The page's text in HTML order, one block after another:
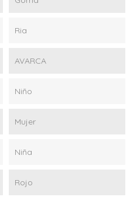
Ria
AVARCA
Niño
Mujer
Niña
Rojo